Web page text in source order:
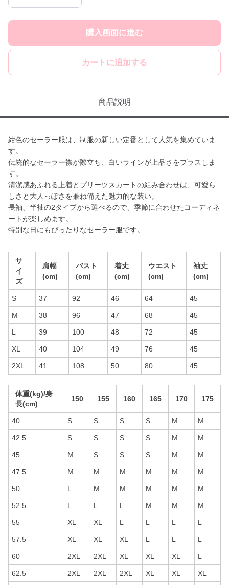
購入画面に進む
カートに追加する
商品説明
紺色のセーラー服は、制服の新しい定番として人気を集めていま
す。
伝統的なセーラー襟が際立ち、白いラインが上品さをプラスしま
す。
清潔感あふれる上着とプリーツスカートの組み合わせは、可愛ら
しさと大人っぽさを兼ね備えた魅力的な装い。
長袖、半袖の2タイプから選べるので、季節に合わせたコーディネ
ートが楽しめます。
特別な日にもぴったりなセーラー服です。
サ
イ
ズ
肩幅
(cm)
バスト
(cm)
着丈
(cm)
ウエスト
(cm)
袖丈
(cm)
S 37 92 46 64 45
M 38 96 47 68 45
L 39 100 48 72 45
XL 40 104 49 76 45
2XL 41 108 50 80 45
体重(kg)/身
長(cm)
150 155 160 165 170 175
40 S S S S M M
42.5 S S S S M M
45 M S S S M M
47.5 M M M M M M
50 L M M M M M
52.5 L L L M M M
55 XL XL L L L L
57.5 XL XL XL L L L
60 2XL 2XL XL XL XL L
62.5 2XL 2XL 2XL XL XL XL